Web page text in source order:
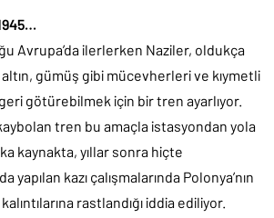
Avrupa’da ilerlerken Naziler, oldukça
gümüş gibi mücevherleri ve kıymetli
geri götürebilmek için bir tren ayarlıyor.
tren bu amaçla istasyondan yola
kaynakta, yıllar sonra hiçte
kazı çalışmalarında Polonya’nın
rastlandığı iddia ediliyor.